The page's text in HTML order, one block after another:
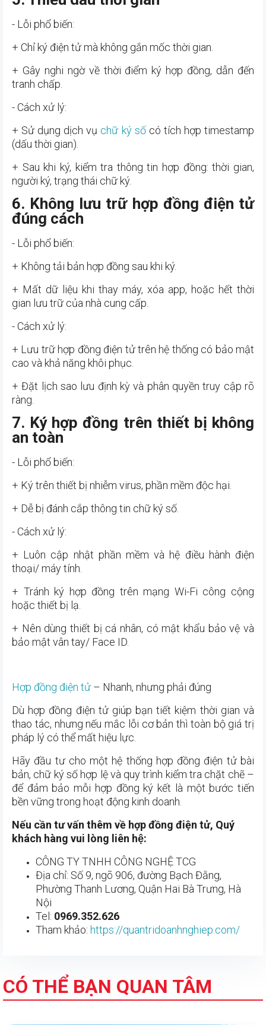
- Lỗi phổ biến:
+ Chỉ ký điện tử mà không gắn mốc thời gian.
+ Gây nghi ngờ về thời điểm ký hợp đồng, dẫn đến
tranh chấp.
- Cách xử lý:
+ Sử dụng dịch vụ chữ ký số có tích hợp timestamp
(dấu thời gian).
+ Sau khi ký, kiểm tra thông tin hợp đồng: thời gian,
người ký, trạng thái chữ ký.
6. Không lưu trữ hợp đồng điện tử
đúng cách
- Lỗi phổ biến:
+ Không tải bản hợp đồng sau khi ký.
+ Mất dữ liệu khi thay máy, xóa app, hoặc hết thời
gian lưu trữ của nhà cung cấp.
- Cách xử lý:
+ Lưu trữ hợp đồng điện tử trên hệ thống có bảo mật
cao và khả năng khôi phục.
+ Đặt lịch sao lưu định kỳ và phân quyền truy cập rõ
ràng.
7. Ký hợp đồng trên thiết bị không
an toàn
- Lỗi phổ biến:
+ Ký trên thiết bị nhiễm virus, phần mềm độc hại.
+ Dễ bị đánh cắp thông tin chữ ký số.
- Cách xử lý:
+ Luôn cập nhật phần mềm và hệ điều hành điện
thoại/ máy tính.
+ Tránh ký hợp đồng trên mạng Wi-Fi công cộng
hoặc thiết bị lạ.
+ Nên dùng thiết bị cá nhân, có mật khẩu bảo vệ và
bảo mật vân tay/ Face ID.
Hợp đồng điện tử – Nhanh, nhưng phải đúng
Dù hợp đồng điện tử giúp bạn tiết kiệm thời gian và
thao tác, nhưng nếu mắc lỗi cơ bản thì toàn bộ giá trị
pháp lý có thể mất hiệu lực.
Hãy đầu tư cho một hệ thống hợp đồng điện tử bài
bản, chữ ký số hợp lệ và quy trình kiểm tra chặt chẽ –
để đảm bảo mỗi hợp đồng ký kết là một bước tiến
bền vững trong hoạt động kinh doanh.
Nếu cần tư vấn thêm về hợp đồng điện tử, Quý
khách hàng vui lòng liên hệ:
CÔNG TY TNHH CÔNG NGHỆ TCG
Địa chỉ: Số 9, ngõ 906, đường Bạch Đằng,
Phường Thanh Lương, Quận Hai Bà Trưng, Hà
Nội
Tel: 0969.352.626
Tham khảo: https://quantridoanhnghiep.com/
CÓ THỂ BẠN QUAN TÂM